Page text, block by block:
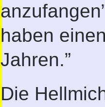
haben
Jahren.”
Die